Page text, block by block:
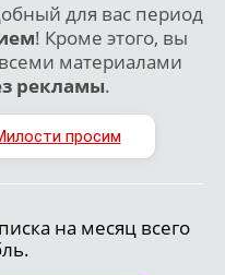
для вас период
! Кроме этого, вы
материалами
рекламы.
просим
на месяц всего